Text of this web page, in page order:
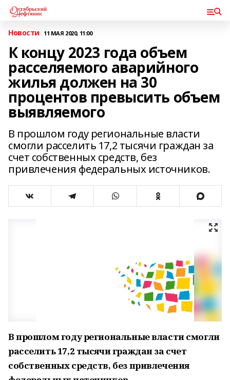
Новости 11 МАЯ 2020, 11:00
К концу 2023 года объем
расселяемого аварийного
жилья должен на 30
процентов превысить объем
выявляемого
В прошлом году региональные власти
смогли расселить 17,2 тысячи граждан за
счет собственных средств, без
привлечения федеральных источников.
В прошлом году региональные власти смогли
расселить 17,2 тысячи граждан за счет
собственных средств, без привлечения